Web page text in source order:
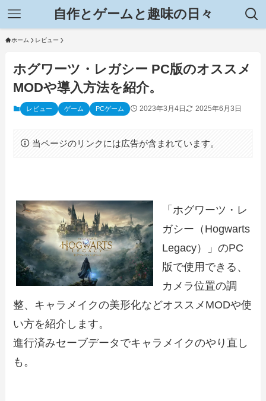
自作とゲームと趣味の日々
ホーム レビュー
ホグワーツ・レガシー PC版のオススメ
MODや導入方法を紹介。
レビュー ゲーム PCゲーム 2023年3月4日 2025年6月3日
当ページのリンクには広告が含まれています。
「ホグワーツ・レ
ガシー（Hogwarts
Legacy）」のPC
版で使用できる、
カメラ位置の調
整、キャラメイクの美形化などオススメMODや使
い方を紹介します。
進行済みセーブデータでキャラメイクのやり直し
も。